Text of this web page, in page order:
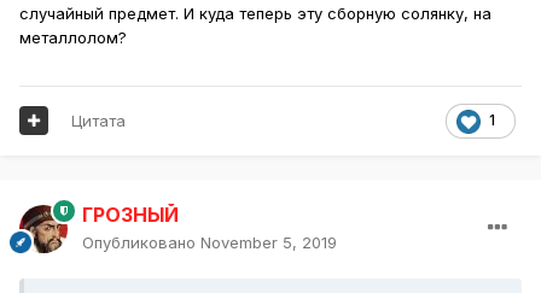
случайный предмет. И куда теперь эту сборную солянку, на
металлолом?
1
Цитата
ГРОЗНЫЙ
Опубликовано November 5, 2019